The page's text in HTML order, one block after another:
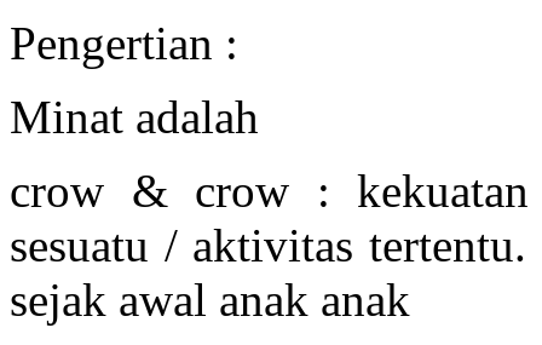
Pengertian :
Minat adalah
crow & crow : kekuatan
sesuatu / aktivitas
sejak awal anak anak